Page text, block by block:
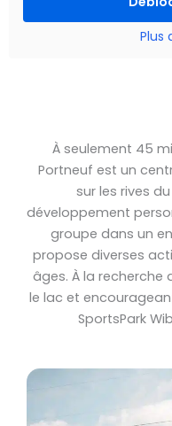
Plus
À seulement 45
Portneuf est un
sur les rives
développement
groupe dans un
propose diverses
âges. À la recherche
le lac et
SportsPark